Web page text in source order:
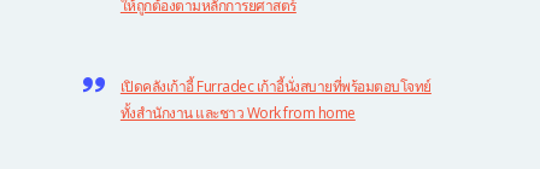
ให้ถูกต้องตามหลักการยศาสตร์
เปิดคลังเก้าอี้ Furradec เก้าอี้นั่งสบายที่พร้อมตอบโจทย์
ทั้งสำนักงาน และชาว Work from home